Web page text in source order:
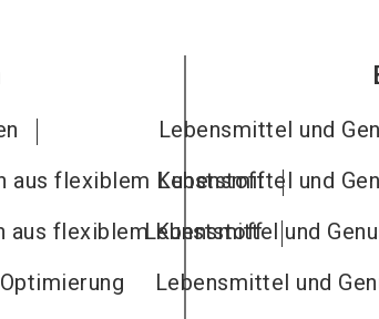
aus flexiblem Kunststoff
aus flexiblem Kunststoff
Optimierung
Lebensmittel und
Lebensmittel und
Lebensmittel und
Lebensmittel und